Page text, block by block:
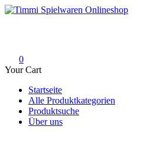
Skip
0
Your Cart
Startseite
Alle Produktkategorien
Produktsuche
Über uns